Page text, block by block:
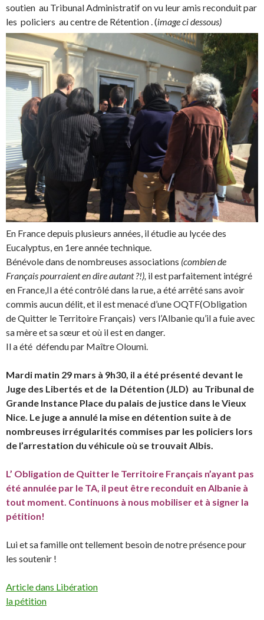
soutien au Tribunal Administratif on vu leur amis reconduit par
les policiers au centre de Rétention . (image ci dessous)
En France depuis plusieurs années, il étudie au lycée des
Eucalyptus, en 1ere année technique.
Bénévole dans de nombreuses associations (combien de
Français pourraient en dire autant ?!), il est parfaitement intégré
en France,Il a été contrôlé dans la rue, a été arrêté sans avoir
commis aucun délit, et il est menacé d’une OQTF(Obligation
de Quitter le Territoire Français) vers l’Albanie qu’il a fuie avec
sa mère et sa sœur et où il est en danger.
Il a été défendu par Maître Oloumi.
Mardi matin 29 mars à 9h30, il a été présenté devant le
Juge des Libertés et de la Détention (JLD) au Tribunal de
Grande Instance Place du palais de justice dans le Vieux
Nice. Le juge a annulé la mise en détention suite à de
nombreuses irrégularités commises par les policiers lors
de l’arrestation du véhicule où se trouvait Albis.
L’ Obligation de Quitter le Territoire Français n’ayant pas
été annulée par le TA, il peut être reconduit en Albanie à
tout moment. Continuons à nous mobiliser et à signer la
pétition!
Lui et sa famille ont tellement besoin de notre présence pour
les soutenir !
Article dans Libération
la pétition